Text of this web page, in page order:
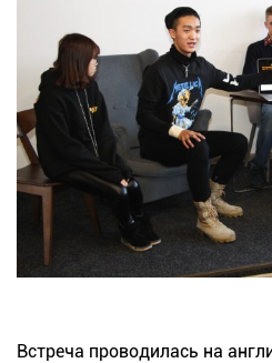
Встреча проводилась на